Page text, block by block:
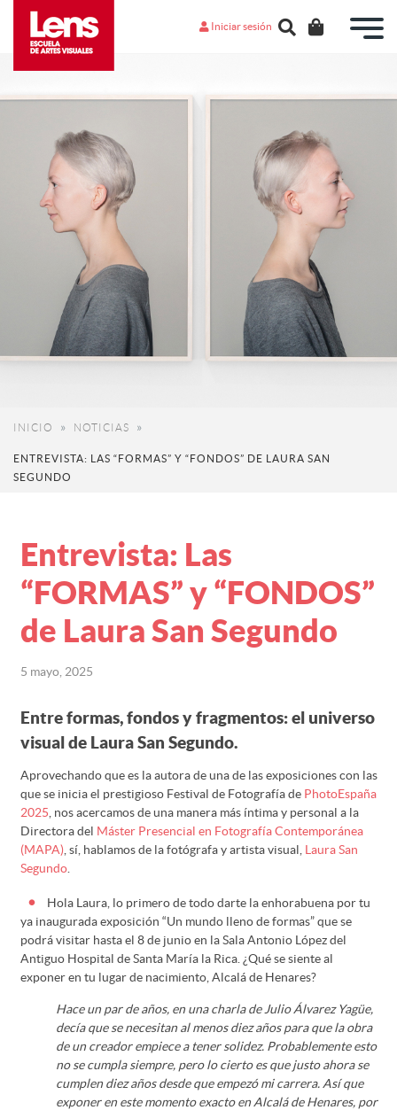
Iniciar sesión
INICIO NOTICIAS
ENTREVISTA: LAS “FORMAS” Y “FONDOS” DE LAURA SAN
SEGUNDO
Entrevista: Las
“FORMAS” y “FONDOS”
de Laura San Segundo
5 mayo, 2025
Entre formas, fondos y fragmentos: el universo
visual de Laura San Segundo.
Aprovechando que es la autora de una de las exposiciones con las
que se inicia el prestigioso Festival de Fotografía de PhotoEspaña
2025 , nos acercamos de una manera más íntima y personal a la
Directora del Máster Presencial en Fotografía Contemporánea
(MAPA), sí, hablamos de la fotógrafa y artista visual, Laura San
Segundo.
Hola Laura, lo primero de todo darte la enhorabuena por tu
ya inaugurada exposición “Un mundo lleno de formas” que se
podrá visitar hasta el 8 de junio en la Sala Antonio López del
Antiguo Hospital de Santa María la Rica. ¿Qué se siente al
exponer en tu lugar de nacimiento, Alcalá de Henares?
Hace un par de años, en una charla de Julio Álvarez Yagüe,
decía que se necesitan al menos diez años para que la obra
de un creador empiece a tener solidez. Probablemente esto
no se cumpla siempre, pero lo cierto es que justo ahora se
cumplen diez años desde que empezó mi carrera. Así que
exponer en este momento exacto en Alcalá de Henares, por